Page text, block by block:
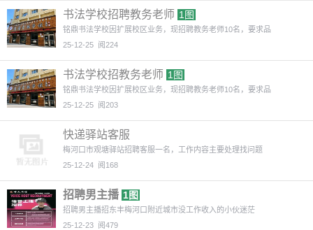
书法学校招聘教务老师 1图
铭鼎书法学校因扩展校区业务，现招聘教务老师10名，要求品
25-12-25 阅224
书法学校招教务老师 1图
铭鼎书法学校因扩展校区业务，现招聘教务老师10名，要求品
25-12-25 阅203
快递驿站客服
梅河口市观塘驿站招聘客服一名，工作内容主要处理找问题
25-12-24 阅168
招聘男主播 1图
招聘男主播招东丰梅河口附近城市没工作收入的小伙迷茫
25-12-23 阅479